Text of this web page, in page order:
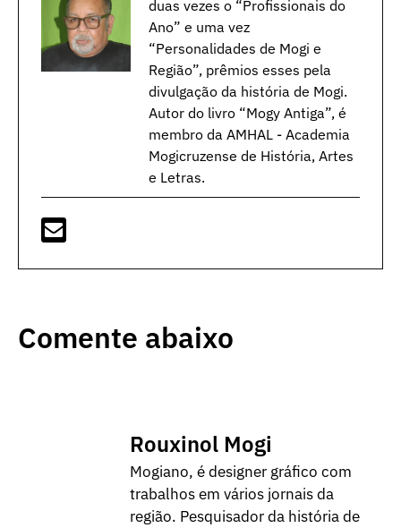
duas vezes o “Profissionais do
Ano” e uma vez
“Personalidades de Mogi e
Região”, prêmios esses pela
divulgação da história de Mogi.
Autor do livro “Mogy Antiga”, é
membro da AMHAL - Academia
Mogicruzense de História, Artes
e Letras.
Comente abaixo
Rouxinol Mogi
Mogiano, é designer gráfico com
trabalhos em vários jornais da
região. Pesquisador da história de